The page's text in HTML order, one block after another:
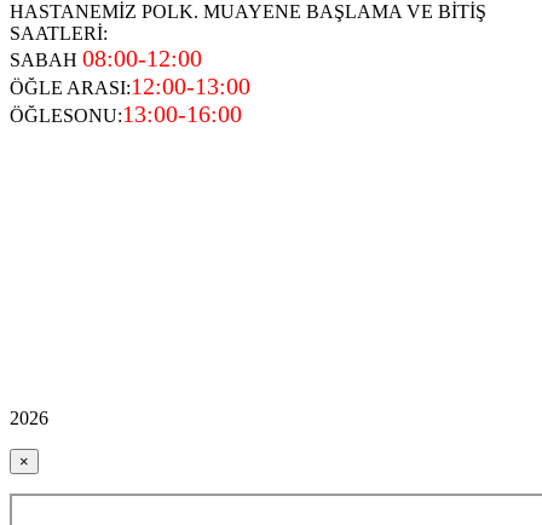
HASTANEMİZ POLK. MUAYENE BAŞLAMA VE BİTİŞ
SAATLERİ:
SABAH 08:00-12:00
ÖĞLE ARASI:12:00-13:00
ÖĞLESONU:13:00-16:00
2026
×